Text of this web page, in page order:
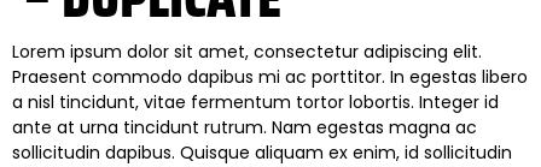
Lorem ipsum dolor sit amet, consectetur adipiscing elit.
Praesent commodo dapibus mi ac porttitor. In egestas libero
a nisl tincidunt, vitae fermentum tortor lobortis. Integer id
ante at urna tincidunt rutrum. Nam egestas magna ac
sollicitudin dapibus. Quisque aliquam ex enim, id sollicitudin